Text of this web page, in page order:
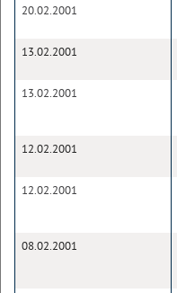
20.02.2001
13.02.2001
13.02.2001
12.02.2001
12.02.2001
08.02.2001